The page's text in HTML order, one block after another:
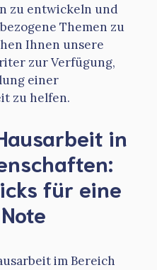
zu entwickeln und
Themen zu
Ihnen unsere
zur Verfügung,
einer
zu helfen.
in
für eine
im Bereich